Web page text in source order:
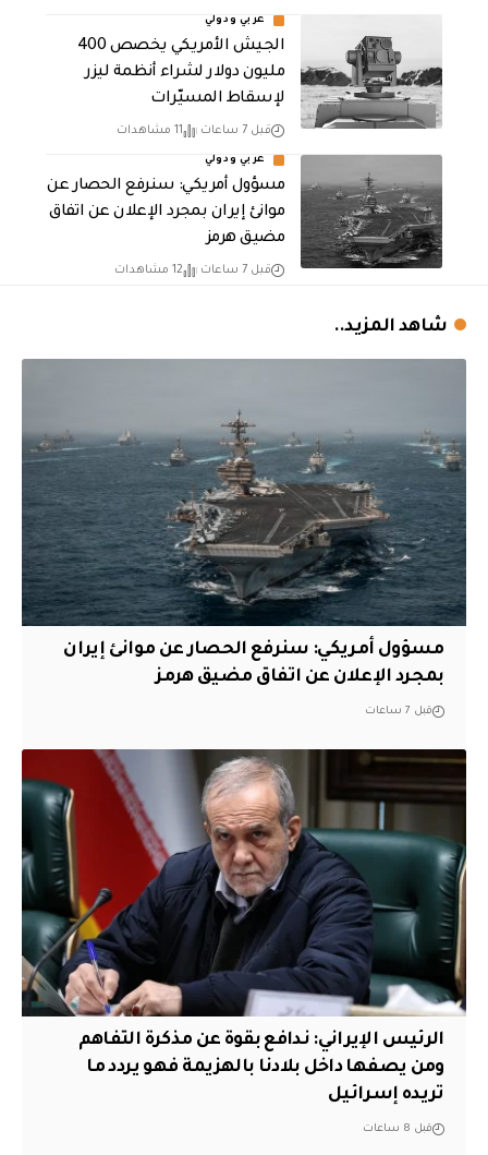
عربي ودولي
الجيش الأمريكي يخصص 400
مليون دولار لشراء أنظمة ليزر
لإسقاط المسيّرات
قبل 7 ساعات 11 مشاهدات
عربي ودولي
مسؤول أمريكي: سنرفع الحصار عن
موانئ إيران بمجرد الإعلان عن اتفاق
مضيق هرمز
قبل 7 ساعات 12 مشاهدات
شاهد المزيد..
مسؤول أمريكي: سنرفع الحصار عن موانئ إيران
بمجرد الإعلان عن اتفاق مضيق هرمز
قبل 7 ساعات
الرئيس الإيراني: ندافع بقوة عن مذكرة التفاهم
ومن يصفها داخل بلادنا بالهزيمة فهو يردد ما
تريده إسرائيل
قبل 8 ساعات